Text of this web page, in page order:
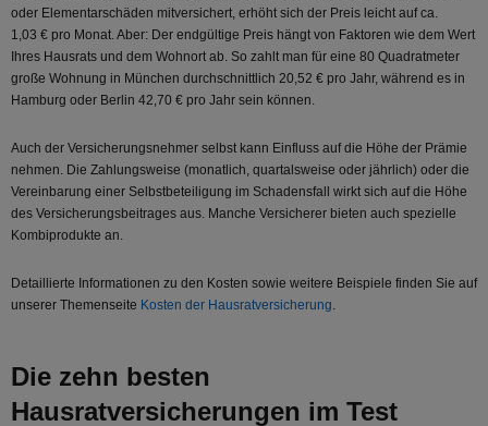
oder Elementarschäden mitversichert, erhöht sich der Preis leicht auf ca.
1,03 € pro Monat. Aber: Der endgültige Preis hängt von Faktoren wie dem Wert
Ihres Hausrats und dem Wohnort ab. So zahlt man für eine 80 Quadratmeter
große Wohnung in München durchschnittlich 20,52 € pro Jahr, während es in
Hamburg oder Berlin 42,70 € pro Jahr sein können.
Auch der Versicherungsnehmer selbst kann Einfluss auf die Höhe der Prämie
nehmen. Die Zahlungsweise (monatlich, quartalsweise oder jährlich) oder die
Vereinbarung einer Selbstbeteiligung im Schadensfall wirkt sich auf die Höhe
des Versicherungsbeitrages aus. Manche Versicherer bieten auch spezielle
Kombiprodukte an.
Detaillierte Informationen zu den Kosten sowie weitere Beispiele finden Sie auf
unserer Themenseite Kosten der Hausratversicherung.
Die zehn besten
Hausratversicherungen im Test